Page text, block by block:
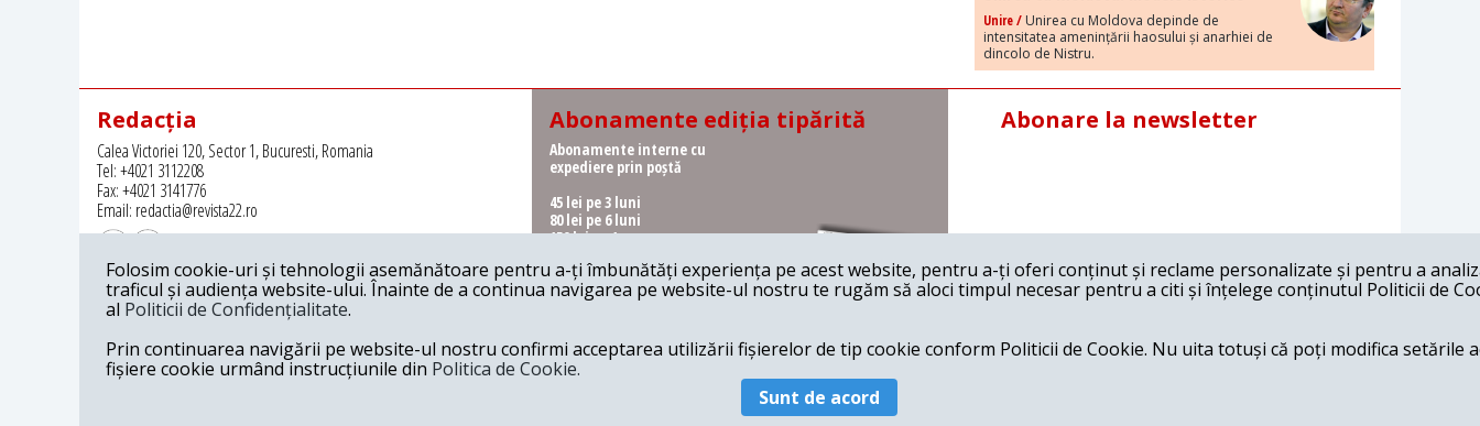
Unire / Unirea cu Moldova depinde de
intensitatea amenințării haosului și anarhiei de
dincolo de Nistru.
Redacția
Calea Victoriei 120, Sector 1, Bucuresti, Romania
Tel: +4021 3112208
Fax: +4021 3141776
Email: redactia@revista22.ro
Revista 22 este editata de
Abonamente ediția tipărită
Abonamente interne cu
expediere prin poștă
45 lei pe 3 luni
80 lei pe 6 luni
150 lei pe 1 an
Abonamente interne cu
ridicare de la redacție
62 lei pe 6 luni
115 lei pe 1 an
Abonare la newsletter
© 2026 Revista 22
Folosim cookie-uri și tehnologii asemănătoare pentru a-ți îmbunătăți experiența pe acest website, pentru a-ți oferi conținut și reclame personalizate și pentru a
traficul și audiența website-ului. Înainte de a continua navigarea pe website-ul nostru te rugăm să aloci timpul necesar pentru a citi și înțelege conținutul Politicii de
al Politicii de Confidențialitate.
Prin continuarea navigării pe website-ul nostru confirmi acceptarea utilizării fișierelor de tip cookie conform Politicii de Cookie. Nu uita totuși că poți modifica setările
fișiere cookie urmând instrucțiunile din Politica de Cookie.
Sunt de acord